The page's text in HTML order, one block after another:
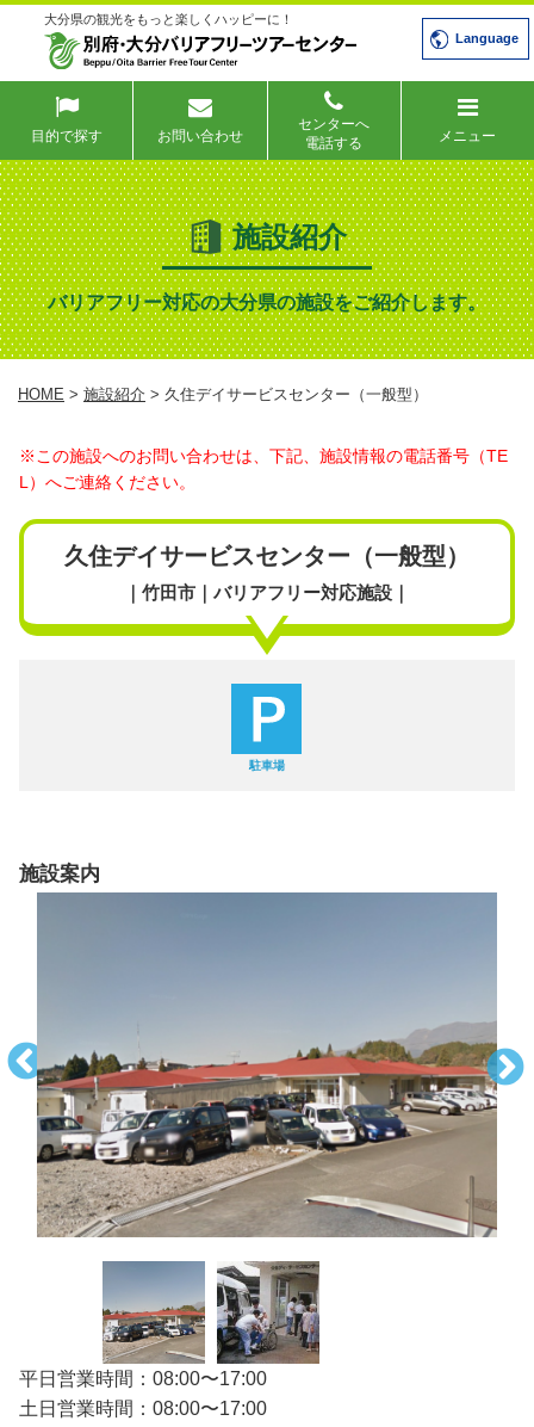
大分県の観光をもっと楽しくハッピーに！
Language
目的で探す お問い合わせ
センターへ
電話する
メニュー
施設紹介
バリアフリー対応の大分県の施設をご紹介します。
HOME > 施設紹介 > 久住デイサービスセンター（一般型）
※この施設へのお問い合わせは、下記、施設情報の電話番号（TE
L）へご連絡ください。
久住デイサービスセンター（一般型）
｜竹田市｜バリアフリー対応施設｜
駐車場
施設案内
平日営業時間：08:00〜17:00
土日営業時間：08:00〜17:00